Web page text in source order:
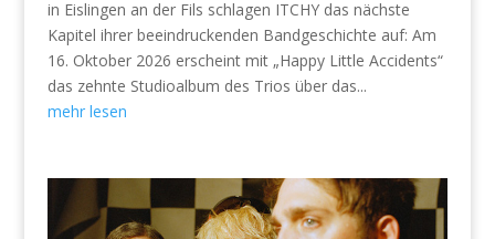
in Eislingen an der Fils schlagen ITCHY das nächste
Kapitel ihrer beeindruckenden Bandgeschichte auf: Am
16. Oktober 2026 erscheint mit „Happy Little Accidents“
das zehnte Studioalbum des Trios über das...
mehr lesen